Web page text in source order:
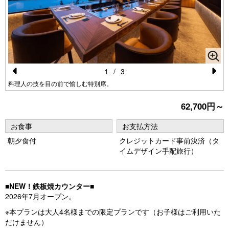
Pr
o
u
料理人の技を目の前で愉しむ特別席。
e
xt
1 / 3
62,700円～
お食事
朝夕食付
お支払方法
クレジットカード事前決済（タ
イムデザイン手配旅行）
■NEW！鉄板焼カウンター■
2026年7月オープン。
※本プランは大人4名様までの限定プランです（お子様はご利用いた
だけません）